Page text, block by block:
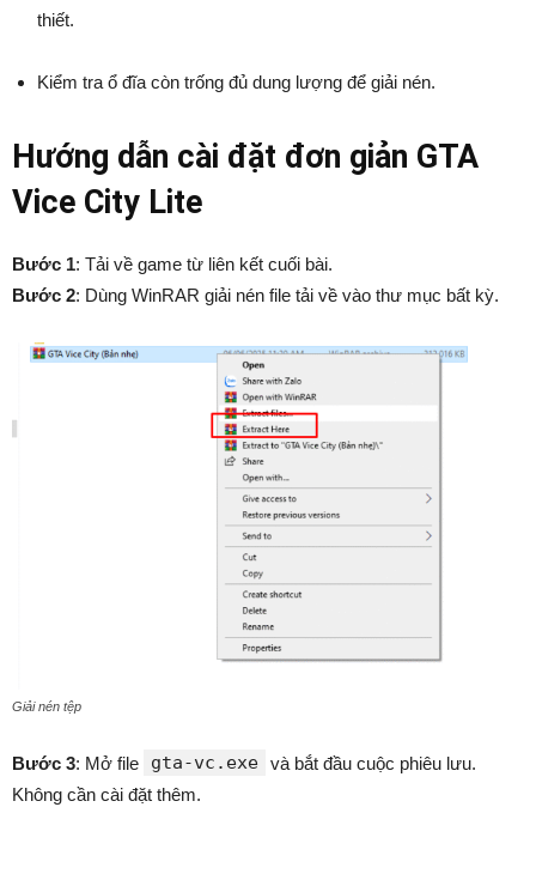
thiết.
Kiểm tra ổ đĩa còn trống đủ dung lượng để giải nén.
Hướng dẫn cài đặt đơn giản GTA
Vice City Lite
Bước 1: Tải về game từ liên kết cuối bài.
Bước 2: Dùng WinRAR giải nén file tải về vào thư mục bất kỳ.
Giải nén tệp
Bước 3: Mở file gta-vc.exe và bắt đầu cuộc phiêu lưu.
Không cần cài đặt thêm.